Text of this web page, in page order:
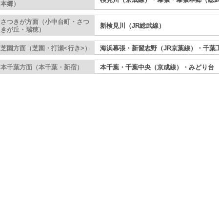
本郷）
さつきが方面（小中台町・さつ
きが丘・瑞穂）
新検見川（JR総武線）
芝園方面（芝園・打瀬<行き>） 海浜幕張・新習志野（JR京葉線）・千葉
本千葉方面（本千葉・新宿） 本千葉・千葉中央（京成線）・みどり台